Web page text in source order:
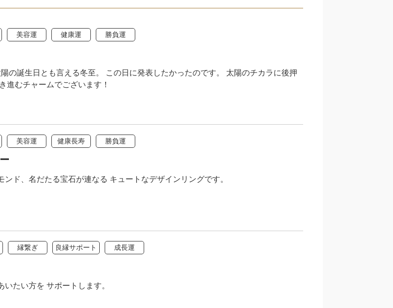
美容運 健康運 勝負運
の誕生日とも言える冬至。 この日に発表したかったのです。 太陽のチカラに後押
進むチャームでございます！
美容運 健康長寿 勝負運
ンド、名だたる宝石が連なる キュートなデザインリングです。
縁繋ぎ 良縁サポート 成長運
たい方を サポートします。